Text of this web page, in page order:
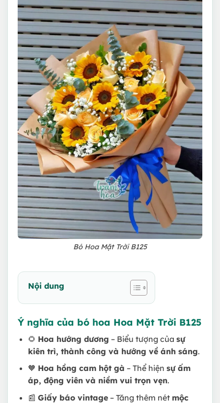
Bó Hoa Mặt Trời B125
Nội dung
Ý nghĩa của bó hoa Hoa Mặt Trời B125
🌻 Hoa hướng dương – Biểu tượng của sự
kiên trì, thành công và hướng về ánh sáng.
🧡 Hoa hồng cam hột gà – Thể hiện sự ấm
áp, động viên và niềm vui trọn vẹn.
📰 Giấy báo vintage– Tăng thêm nét mộc